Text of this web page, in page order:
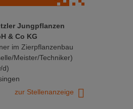
Jungpflanzen
& Co KG
im Zierpflanzenbau
Meister/Techniker)
d)
zur Stellenanzeige